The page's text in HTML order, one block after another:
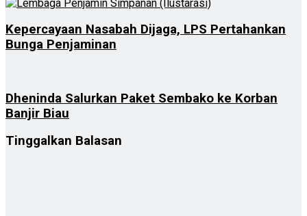
Kepercayaan Nasabah Dijaga, LPS Pertahankan
Bunga Penjaminan
Dheninda Salurkan Paket Sembako ke Korban
Banjir Biau
Tinggalkan Balasan